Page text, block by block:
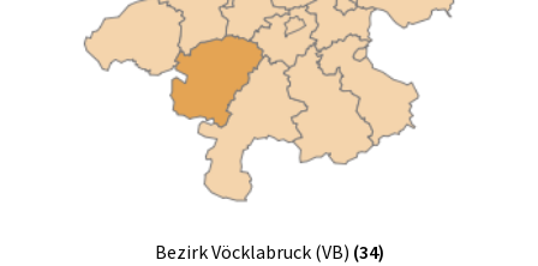
Bezirk Vöcklabruck (VB) (34)